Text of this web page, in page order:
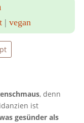
| vegan
, denn
ist
gesünder als